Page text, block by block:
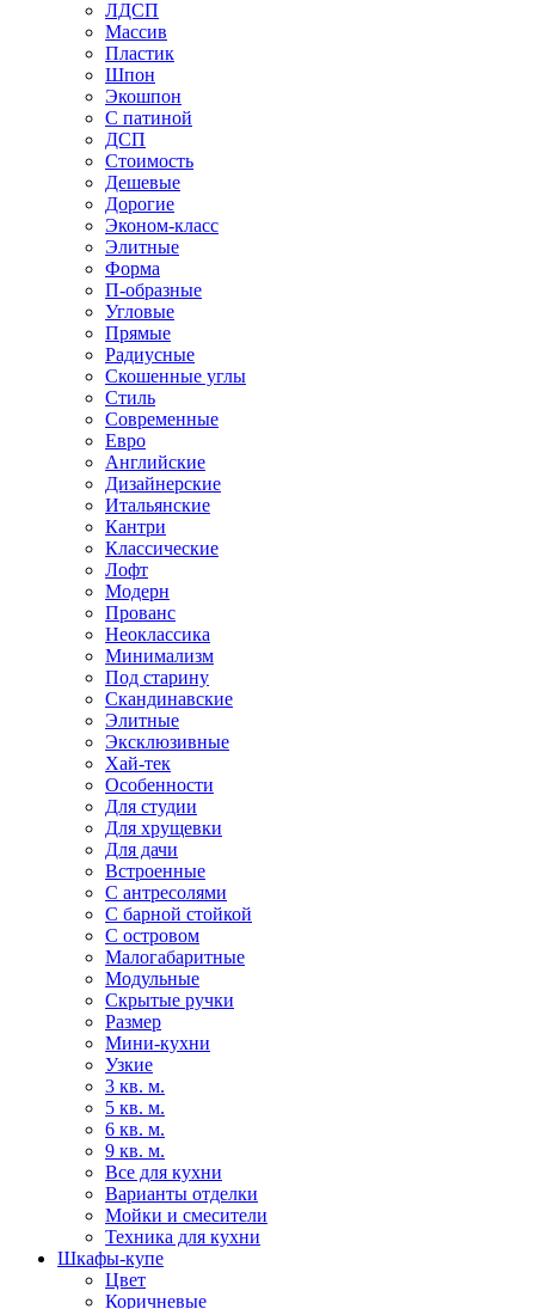
ЛДСП
Массив
Пластик
Шпон
Экошпон
С патиной
ДСП
Стоимость
Дешевые
Дорогие
Эконом-класс
Элитные
Форма
П-образные
Угловые
Прямые
Радиусные
Скошенные углы
Стиль
Современные
Евро
Английские
Дизайнерские
Итальянские
Кантри
Классические
Лофт
Модерн
Прованс
Неоклассика
Минимализм
Под старину
Скандинавские
Элитные
Эксклюзивные
Хай-тек
Особенности
Для студии
Для хрущевки
Для дачи
Встроенные
С антресолями
С барной стойкой
С островом
Малогабаритные
Модульные
Скрытые ручки
Размер
Мини-кухни
Узкие
3 кв. м.
5 кв. м.
6 кв. м.
9 кв. м.
Все для кухни
Варианты отделки
Мойки и смесители
Техника для кухни
Шкафы-купе
Цвет
Коричневые